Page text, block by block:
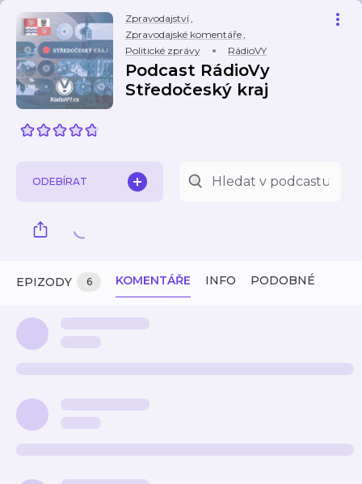
Zpravodajství,
Zpravodajské komentáře,
Politické zprávy
RádioVY
Podcast RádioVy
Středočeský kraj
ODEBÍRAT
EPIZODY 6 KOMENTÁŘE INFO PODOBNÉ